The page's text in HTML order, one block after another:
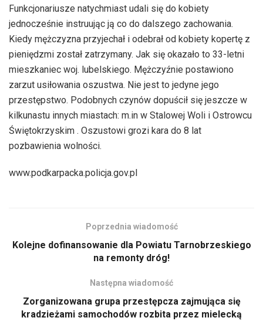
Funkcjonariusze natychmiast udali się do kobiety
jednocześnie instruując ją co do dalszego zachowania.
Kiedy mężczyzna przyjechał i odebrał od kobiety kopertę z
pieniędzmi został zatrzymany. Jak się okazało to 33-letni
mieszkaniec woj. lubelskiego. Mężczyźnie postawiono
zarzut usiłowania oszustwa. Nie jest to jedyne jego
przestępstwo. Podobnych czynów dopuścił się jeszcze w
kilkunastu innych miastach: m.in w Stalowej Woli i Ostrowcu
Świętokrzyskim . Oszustowi grozi kara do 8 lat
pozbawienia wolności.
www.podkarpacka.policja.gov.pl
Poprzednia wiadomość
Kolejne dofinansowanie dla Powiatu Tarnobrzeskiego
na remonty dróg!
Następna wiadomość
Zorganizowana grupa przestępcza zajmująca się
kradzieżami samochodów rozbita przez mielecką